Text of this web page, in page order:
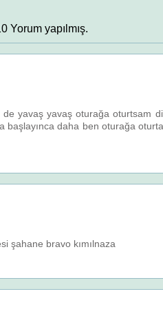
Yorum yapılmış.
yavaş yavaş oturağa oturtsam
başlayınca daha ben oturağa
şahane bravo kımılnaza